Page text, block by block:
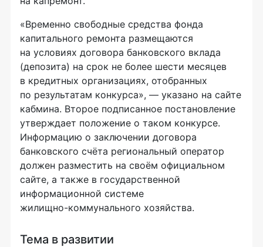
«Временно свободные средства фонда
капитального ремонта размещаются
на условиях договора банковского вклада
(депозита) на срок не более шести месяцев
в кредитных организациях, отобранных
по результатам конкурса», — указано на сайте
кабмина. Второе подписанное постановление
утверждает положение о таком конкурсе.
Информацию о заключении договора
банковского счёта региональный оператор
должен разместить на своём официальном
сайте, а также в государственной
информационной системе
жилищно-коммунального хозяйства.
Тема в развитии